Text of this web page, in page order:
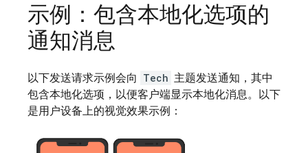
示例：包含本地化选项的
通知消息
以下发送请求示例会向 Tech 主题发送通知，其中
包含本地化选项，以便客户端显示本地化消息。以下
是用户设备上的视觉效果示例：